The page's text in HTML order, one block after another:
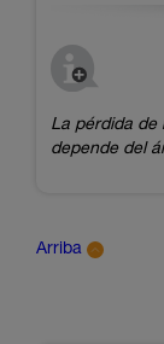
La pérdida de
depende del
Arriba